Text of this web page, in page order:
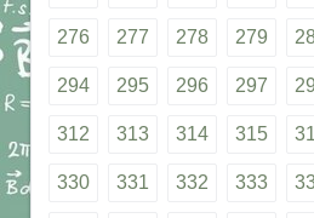
276 277 278 279
294 295 296 297
312 313 314 315
330 331 332 333